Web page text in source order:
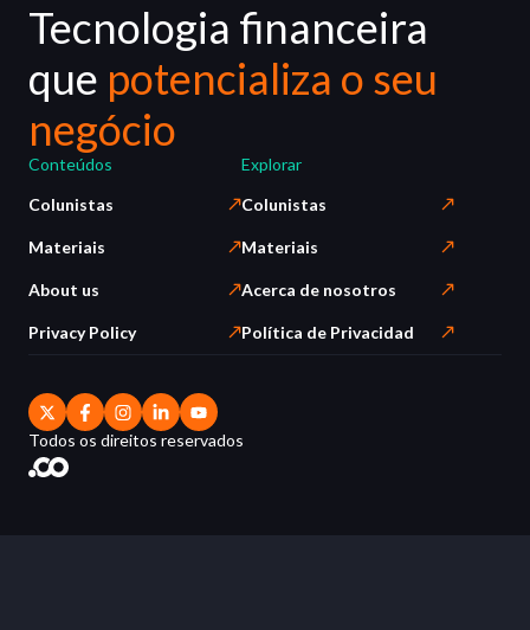
Tecnologia financeira
que potencializa o seu
negócio
Conteúdos
Colunistas
Materiais
About us
Privacy Policy
Explorar
Colunistas
Materiais
Acerca de nosotros
Política de Privacidad
Todos os direitos reservados